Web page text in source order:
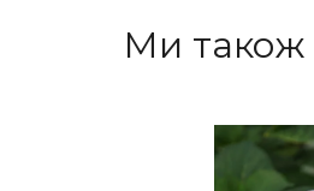
Ми також